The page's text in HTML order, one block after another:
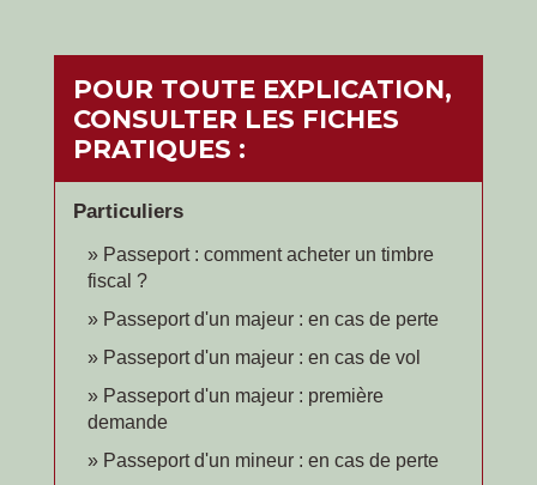
POUR TOUTE EXPLICATION,
CONSULTER LES FICHES
PRATIQUES :
Particuliers
Passeport : comment acheter un timbre
fiscal ?
Passeport d'un majeur : en cas de perte
Passeport d'un majeur : en cas de vol
Passeport d'un majeur : première
demande
Passeport d'un mineur : en cas de perte